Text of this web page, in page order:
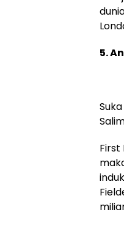
5.
First